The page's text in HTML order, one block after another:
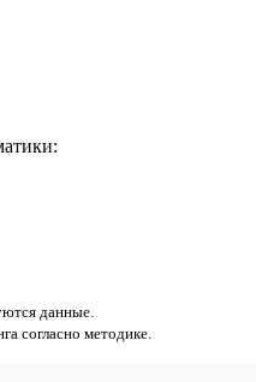
данные.
согласно методике.